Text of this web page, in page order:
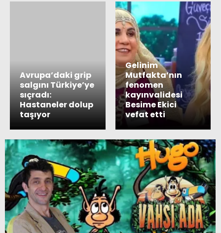
Avrupa’daki grip
salgını Türkiye’ye
sıçradı:
Hastaneler dolup
taşıyor
Gelinim
Mutfakta’nın
fenomen
kayınvalidesi
Besime Ekici
vefat etti